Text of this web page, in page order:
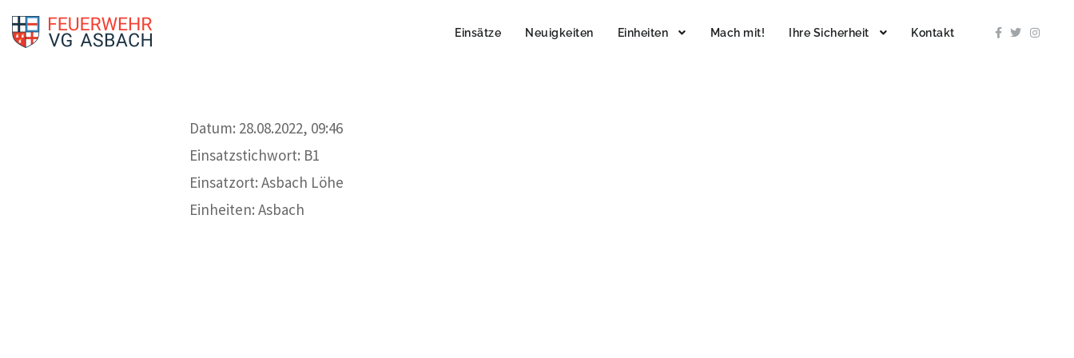
Einsätze Neuigkeiten Einheiten Mach mit! Ihre Sicherheit Kontakt
Datum: 28.08.2022, 09:46
Einsatzstichwort: B1
Einsatzort: Asbach Löhe
Einheiten: Asbach